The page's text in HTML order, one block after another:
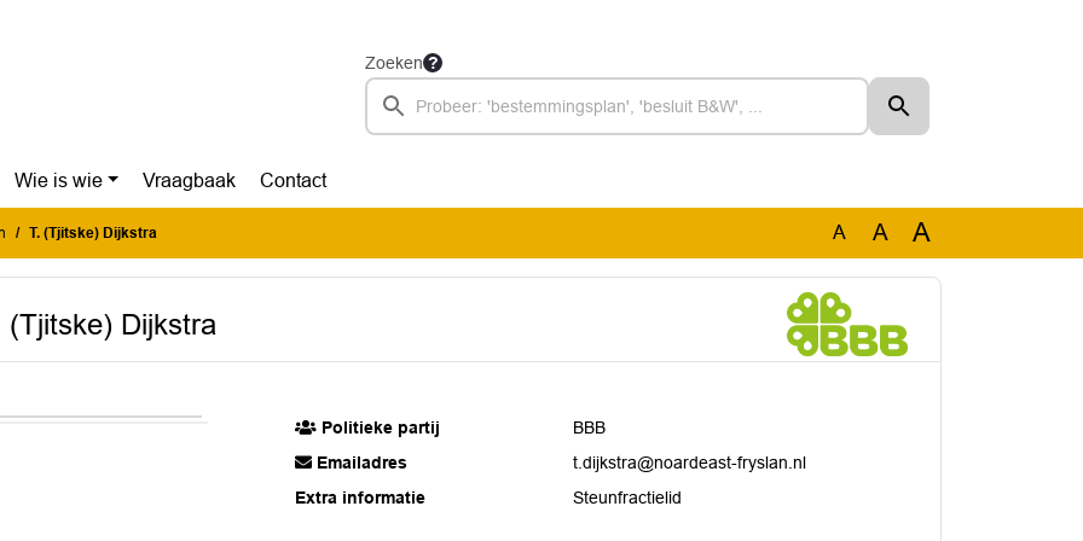
Zoeken
Wie is wie Vraagbaak Contact
T. (Tjitske) Dijkstra A A A
(Tjitske) Dijkstra
Politieke partij
BBB
Emailadres
t.dijkstra@noardeast-fryslan.nl
Extra informatie
Steunfractielid